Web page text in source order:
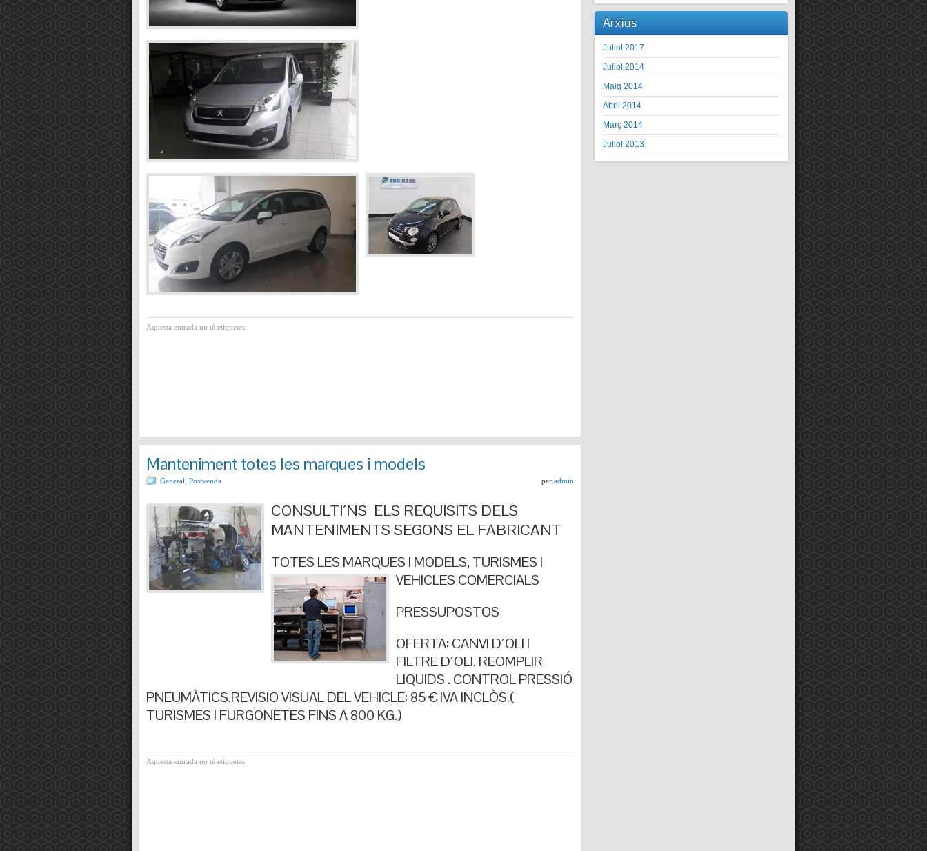
Aquesta entrada no té etiquetes
Manteniment totes les marques i models
General Postvenda per admin
CONSULTI´NS ELS REQUISITS DELS
MANTENIMENTS SEGONS EL FABRICANT
TOTES LES MARQUES I MODELS, TURISMES I
VEHICLES COMERCIALS
PRESSUPOSTOS
OFERTA: CANVI D´OLI I
FILTRE D´OLI. REOMPLIR
LIQUIDS . CONTROL PRESSIÓ
PNEUMÀTICS.REVISIO VISUAL DEL VEHICLE: 85 € IVA INCLÒS.(
TURISMES I FURGONETES FINS A 800 KG.)
Aquesta entrada no té etiquetes
Arxius
Juliol 2017
Juliol 2014
Maig 2014
Abril 2014
Març 2014
Juliol 2013